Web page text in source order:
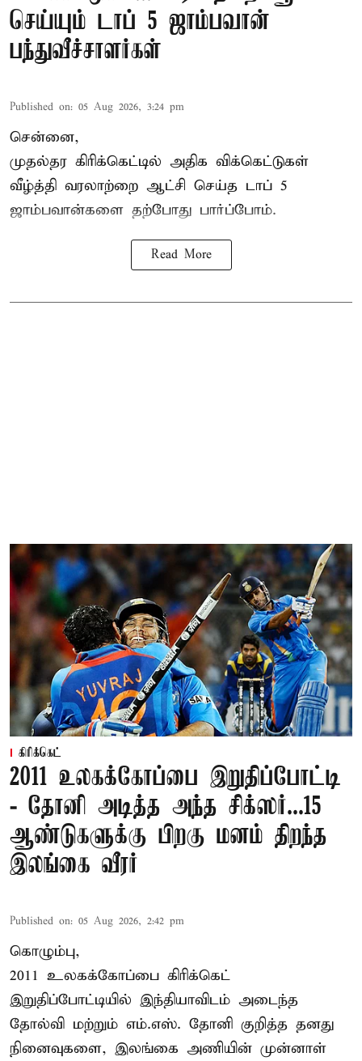
செய்யும் டாப் 5 ஜாம்பவான்
பந்துவீச்சாளர்கள்
Published on: 05 Aug 2026, 3:24 pm
சென்னை,
முதல்தர கிரிக்கெட்டில் அதிக விக்கெட்டுகள்
வீழ்த்தி வரலாற்றை ஆட்சி செய்த டாப் 5
ஜாம்பவான்களை தற்போது பார்ப்போம்.
Read More
கிரிக்கெட்
2011 உலகக்கோப்பை இறுதிப்போட்டி
- தோனி அடித்த அந்த சிக்ஸர்...15
ஆண்டுகளுக்கு பிறகு மனம் திறந்த
இலங்கை வீரர்
Published on: 05 Aug 2026, 2:42 pm
கொழும்பு,
2011 உலகக்கோப்பை கிரிக்கெட்
இறுதிப்போட்டியில் இந்தியாவிடம் அடைந்த
தோல்வி மற்றும் எம்.எஸ். தோனி குறித்த தனது
நினைவுகளை, இலங்கை அணியின் முன்னாள்